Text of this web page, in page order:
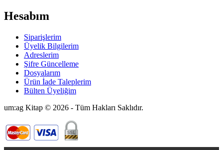
Hesabım
Siparişlerim
Üyelik Bilgilerim
Adreslerim
Şifre Güncelleme
Dosyalarım
Ürün İade Taleplerim
Bülten Üyeliğim
um:ag Kitap © 2026 - Tüm Hakları Saklıdır.